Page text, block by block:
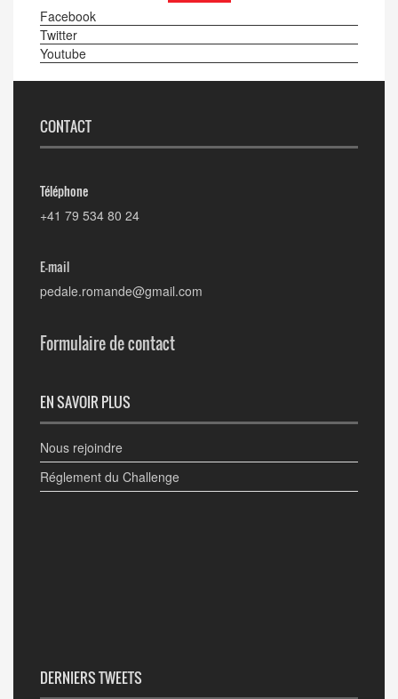
Facebook
Twitter
Youtube
CONTACT
Téléphone
+41 79 534 80 24
E-mail
pedale.romande@gmail.com
Formulaire de contact
EN SAVOIR PLUS
Nous rejoindre
Réglement du Challenge
DERNIERS TWEETS